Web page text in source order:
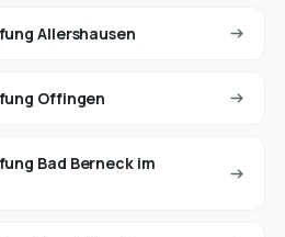
Allershausen
Offingen
Bad Berneck im